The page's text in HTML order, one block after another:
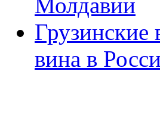
Грузинские
вина в